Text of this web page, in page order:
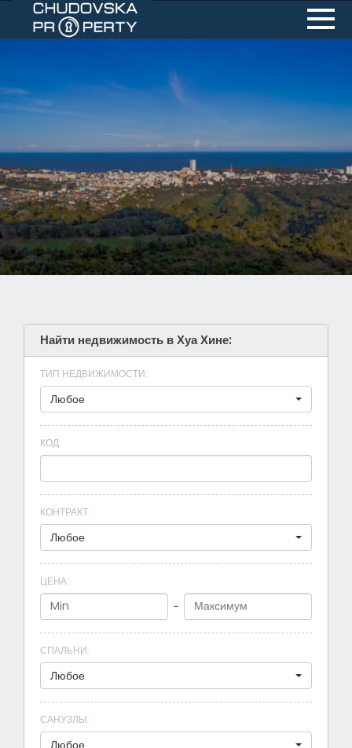
Найти недвижимость в Хуа Хине:
ТИП НЕДВИЖИМОСТИ:
Любое
КОД:
КОНТРАКТ:
Любое
ЦЕНА:
-
СПАЛЬНИ:
Любое
САНУЗЛЫ:
Любое